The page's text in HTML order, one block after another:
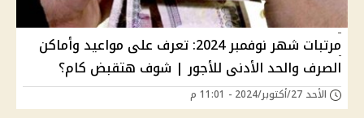
مرتبات شهر نوفمبر 2024: تعرف على مواعيد وأماكن
الصرف والحد الأدنى للأجور | شوف هتقبض كام؟
الأحد 27/أكتوبر/2024 - 11:01 م